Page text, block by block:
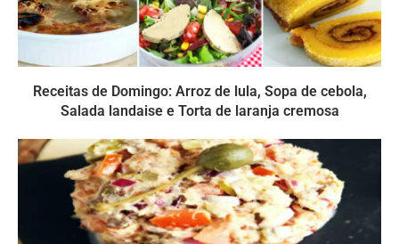
Receitas de Domingo: Arroz de lula, Sopa de cebola,
Salada landaise e Torta de laranja cremosa